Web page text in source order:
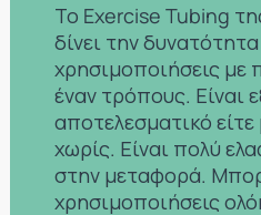
Το Exercise Tubing
δίνει την
χρησιμοποιήσεις
έναν τρόπους. Είναι
αποτελεσματικό είτε
χωρίς. Είναι πολύ
στην μεταφορά.
χρησιμοποιήσεις